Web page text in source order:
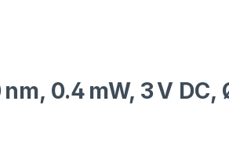
0.4 mW, 3 V DC,